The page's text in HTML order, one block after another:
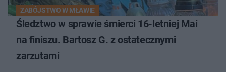
ZABÓJSTWO W MŁAWIE
Śledztwo w sprawie śmierci 16-letniej Mai
na finiszu. Bartosz G. z ostatecznymi
zarzutami